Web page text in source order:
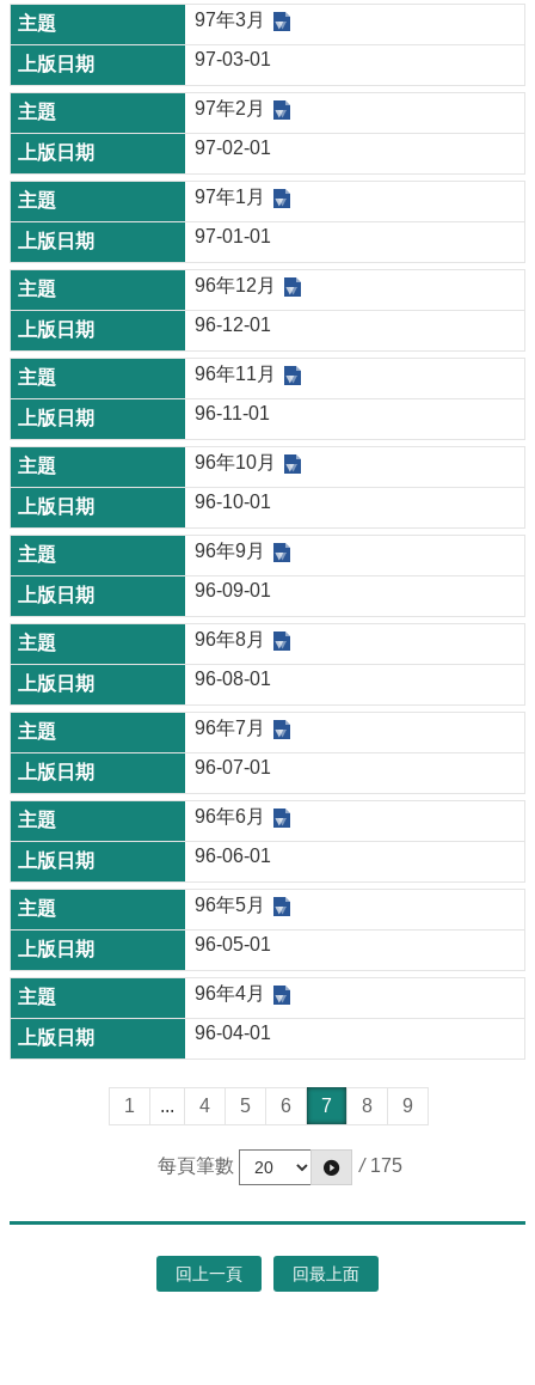
97年3月
97-03-01
97年2月
97-02-01
97年1月
97-01-01
96年12月
96-12-01
96年11月
96-11-01
96年10月
96-10-01
96年9月
96-09-01
96年8月
96-08-01
96年7月
96-07-01
96年6月
96-06-01
96年5月
96-05-01
96年4月
96-04-01
1 ... 4 5 6 7 8 9
每頁筆數 / 175
回上一頁 回最上面